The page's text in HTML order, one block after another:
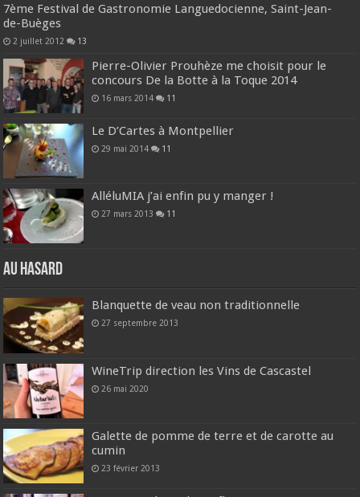
7ème Festival de Gastronomie Languedocienne, Saint-Jean-
de-Buèges
2 juillet 2012 13
Pierre-Olivier Prouhèze me choisit pour le
concours De la Botte à la Toque 2014
16 mars 2014 11
Le D’Cartes à Montpellier
29 mai 2014 11
AlléluMIA j’ai enfin pu y manger !
27 mars 2013 11
Au hasard
Blanquette de veau non traditionnelle
27 septembre 2013
WineTrip direction les Vins de Cascastel
26 mai 2020
Galette de pomme de terre et de carotte au
cumin
23 février 2013